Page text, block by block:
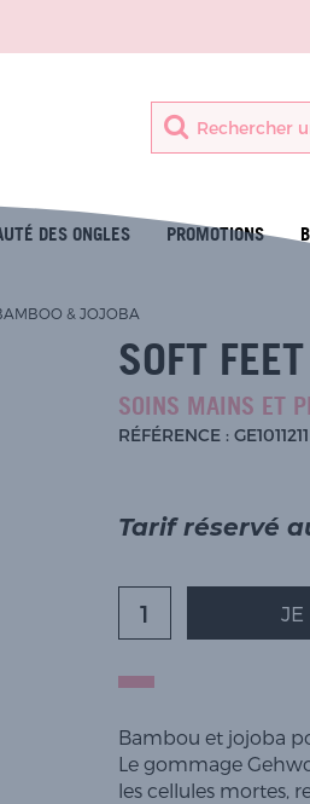
DES ONGLES PROMOTIONS
& JOJOBA
SOFT
SOINS MAINS ET
RÉFÉRENCE : GE1011211
Tarif réservé
JE
Bambou et jojoba
Le gommage
les cellules mortes,